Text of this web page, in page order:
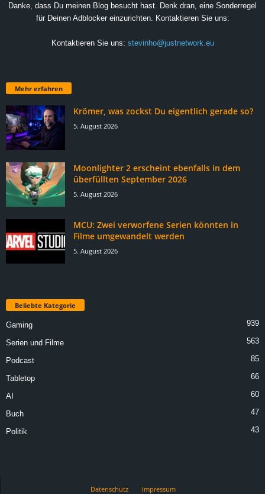
Danke, dass Du meinen Blog besucht hast. Denk dran, eine Sonderregel
für Deinen Adblocker einzurichten. Kontaktieren Sie uns:
Kontaktieren Sie uns: stevinho@justnetwork.eu
Mehr erfahren
Krömer, was zockst Du eigentlich gerade so?
5. August 2026
Moonlighter 2 erscheint ebenfalls in dem
überfüllten September 2026
5. August 2026
MCU: Zwei verworfene Serien könnten in
Filme umgewandelt werden
5. August 2026
Beliebte Kategorie
Gaming 939
Serien und Filme 563
Podcast 85
Tabletop 66
AI 60
Buch 47
Politik 43
Datenschutz Impressum